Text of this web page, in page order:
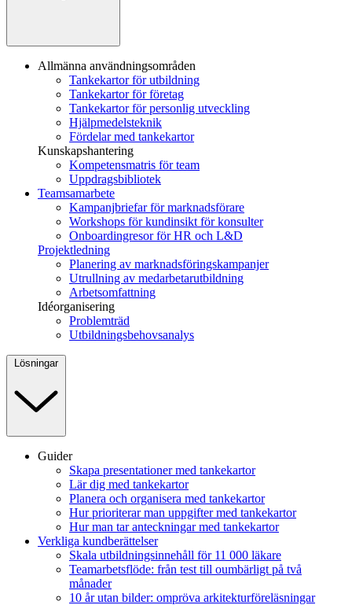
Allmänna användningsområden
Tankekartor för utbildning
Tankekartor för företag
Tankekartor för personlig utveckling
Hjälpmedelsteknik
Fördelar med tankekartor
Kunskapshantering
Kompetensmatris för team
Uppdragsbibliotek
Teamsamarbete
Kampanjbriefar för marknadsförare
Workshops för kundinsikt för konsulter
Onboardingresor för HR och L&D
Projektledning
Planering av marknadsföringskampanjer
Utrullning av medarbetarutbildning
Arbetsomfattning
Idéorganisering
Problemträd
Utbildningsbehovsanalys
Lösningar
Guider
Skapa presentationer med tankekartor
Lär dig med tankekartor
Planera och organisera med tankekartor
Hur prioriterar man uppgifter med tankekartor
Hur man tar anteckningar med tankekartor
Verkliga kundberättelser
Skala utbildningsinnehåll för 11 000 läkare
Teamarbetsflöde: från test till oumbärligt på två
månader
10 år utan bilder: ompröva arkitekturföreläsningar